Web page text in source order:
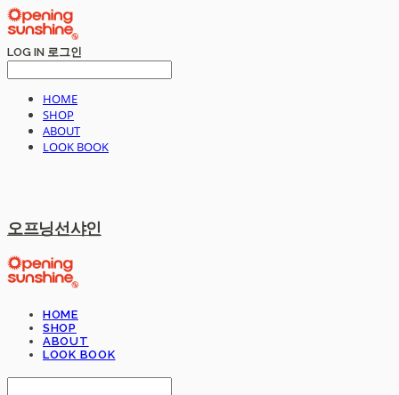
LOG IN 로그인
HOME
SHOP
ABOUT
LOOK BOOK
오프닝선샤인
HOME
SHOP
ABOUT
LOOK BOOK